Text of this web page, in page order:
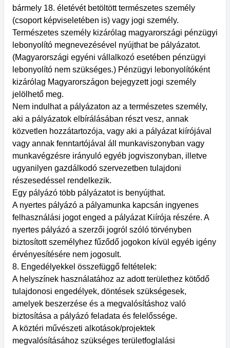
bármely 18. életévét betöltött természetes személy
(csoport képviseletében is) vagy jogi személy.
Természetes személy kizárólag magyarországi pénzügyi
lebonyolító megnevezésével nyújthat be pályázatot.
(Magyarországi egyéni vállalkozó esetében pénzügyi
lebonyolító nem szükséges.) Pénzügyi lebonyolítóként
kizárólag Magyarországon bejegyzett jogi személy
jelölhető meg.
Nem indulhat a pályázaton az a természetes személy,
aki a pályázatok elbírálásában részt vesz, annak
közvetlen hozzátartozója, vagy aki a pályázat kiírójával
vagy annak fenntartójával áll munkaviszonyban vagy
munkavégzésre irányuló egyéb jogviszonyban, illetve
ugyanilyen gazdálkodó szervezetben tulajdoni
részesedéssel rendelkezik.
Egy pályázó több pályázatot is benyújthat.
A nyertes pályázó a pályamunka kapcsán ingyenes
felhasználási jogot enged a pályázat Kiírója részére. A
nyertes pályázó a szerzői jogról szóló törvényben
biztosított személyhez fűződő jogokon kívül egyéb igény
érvényesítésére nem jogosult.
8. Engedélyekkel összefüggő feltételek:
A helyszínek használatához az adott területhez kötődő
tulajdonosi engedélyek, döntések szükségesek,
amelyek beszerzése és a megvalósításhoz való
biztosítása a pályázó feladata és felelőssége.
A köztéri művészeti alkotások/projektek
megvalósításához szükséges területfoglalási